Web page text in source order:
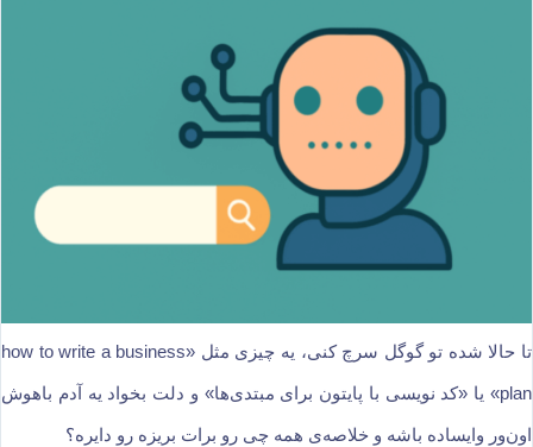
تا حالا شده تو گوگل سرچ کنی، یه چیزی مثل «how to write a business
plan» یا «کد نویسی با پایتون برای مبتدی‌ها» و دلت بخواد یه آدم باهوش
اون‌ور وایساده باشه و خلاصه‌ی همه چی رو برات بریزه رو دایره؟